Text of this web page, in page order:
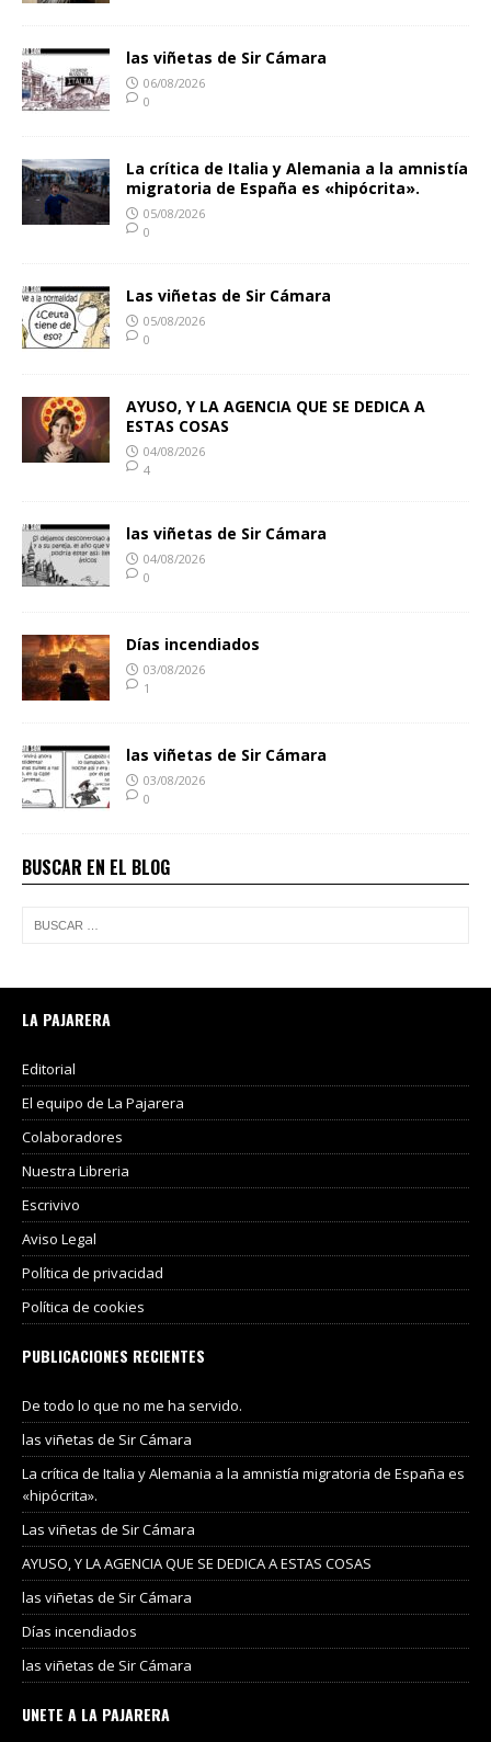
las viñetas de Sir Cámara
06/08/2026
0
La crítica de Italia y Alemania a la amnistía
migratoria de España es «hipócrita».
05/08/2026
0
Las viñetas de Sir Cámara
05/08/2026
0
AYUSO, Y LA AGENCIA QUE SE DEDICA A
ESTAS COSAS
04/08/2026
4
las viñetas de Sir Cámara
04/08/2026
0
Días incendiados
03/08/2026
1
las viñetas de Sir Cámara
03/08/2026
0
BUSCAR EN EL BLOG
LA PAJARERA
Editorial
El equipo de La Pajarera
Colaboradores
Nuestra Libreria
Escrivivo
Aviso Legal
Política de privacidad
Política de cookies
PUBLICACIONES RECIENTES
De todo lo que no me ha servido.
las viñetas de Sir Cámara
La crítica de Italia y Alemania a la amnistía migratoria de España es
«hipócrita».
Las viñetas de Sir Cámara
AYUSO, Y LA AGENCIA QUE SE DEDICA A ESTAS COSAS
las viñetas de Sir Cámara
Días incendiados
las viñetas de Sir Cámara
UNETE A LA PAJARERA